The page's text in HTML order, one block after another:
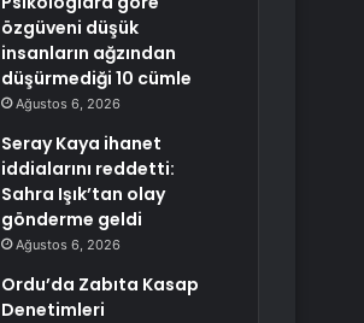
özgüveni düşük
insanların ağzından
düşürmediği 10 cümle
Ağustos 6, 2026
Seray Kaya ihanet
iddialarını reddetti:
Sahra Işık’tan olay
gönderme geldi
Ağustos 6, 2026
Ordu’da Zabıta Kasap
Denetimleri